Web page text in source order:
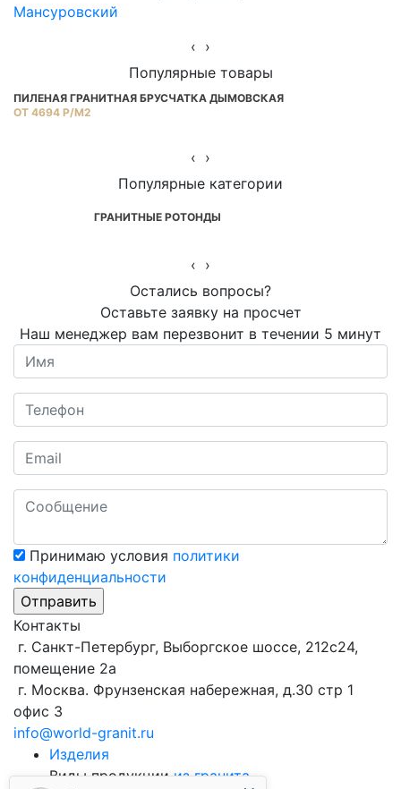
Мансуровский
‹ ›
Популярные товары
ПИЛЕНАЯ ГРАНИТНАЯ БРУСЧАТКА ДЫМОВСКАЯ
ОТ 4694 Р/М2
‹ ›
Популярные категории
ГРАНИТНЫЕ РОТОНДЫ
‹ ›
Остались вопросы?
Оставьте заявку на просчет
Наш менеджер вам перезвонит в течении 5 минут
Принимаю условия политики
конфиденциальности
Контакты
г. Санкт-Петербург, Выборгское шоссе, 212с24,
помещение 2а
г. Москва. Фрунзенская набережная, д.30 стр 1
офис 3
info@world-granit.ru
Изделия
Виды продукциииз гранита